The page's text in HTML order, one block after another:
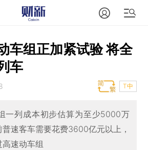
车组正加紧试验 将全
车
T中
一列成本初步估算为至少5000万
速客车需要花费3600亿元以上，
速动车组